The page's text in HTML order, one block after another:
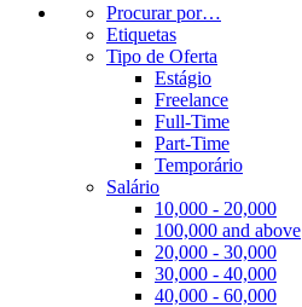
Procurar por…
Etiquetas
Tipo de Oferta
Estágio
Freelance
Full-Time
Part-Time
Temporário
Salário
10,000 - 20,000
100,000 and above
20,000 - 30,000
30,000 - 40,000
40,000 - 60,000